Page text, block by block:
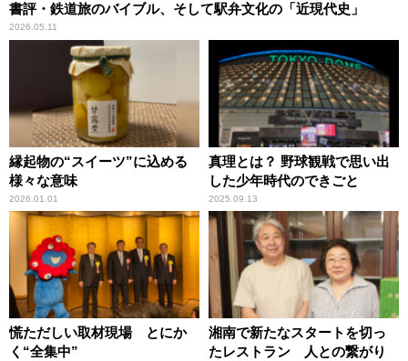
書評・鉄道旅のバイブル、そして駅弁文化の「近現代史」
2026.05.11
縁起物の“スイーツ”に込める
様々な意味
2026.01.01
真理とは？ 野球観戦で思い出
した少年時代のできごと
2025.09.13
慌ただしい取材現場 とにか
く“全集中”
湘南で新たなスタートを切っ
たレストラン 人との繋がり